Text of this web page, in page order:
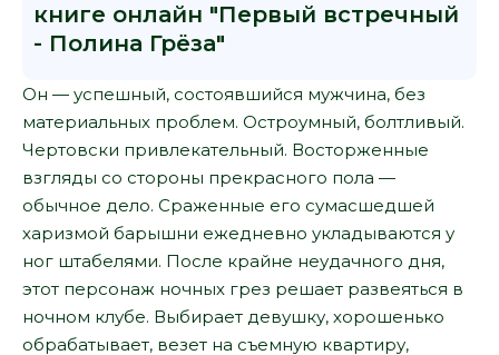
книге онлайн "Первый встречный
- Полина Грёза"
Он — успешный, состоявшийся мужчина, без
материальных проблем. Остроумный, болтливый.
Чертовски привлекательный. Восторженные
взгляды со стороны прекрасного пола —
обычное дело. Сраженные его сумасшедшей
харизмой барышни ежедневно укладываются у
ног штабелями. После крайне неудачного дня,
этот персонаж ночных грез решает развеяться в
ночном клубе. Выбирает девушку, хорошенько
обрабатывает, везет на съемную квартиру,